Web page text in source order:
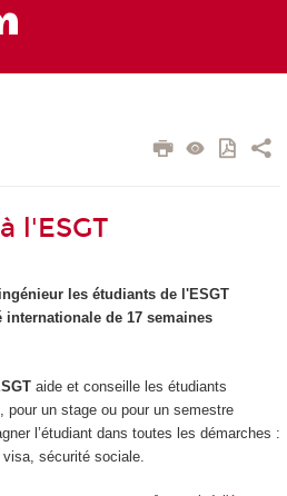
l'ESGT
les étudiants de l'ESGT
de 17 semaines
aide et conseille les étudiants
pour un stage ou pour un semestre
l’étudiant dans toutes les démarches :
sécurité sociale.